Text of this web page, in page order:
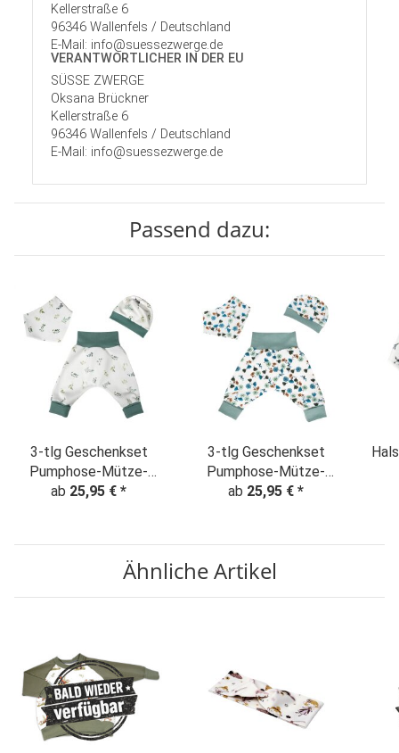
Kellerstraße 6
96346 Wallenfels / Deutschland
E-Mail: info@suessezwerge.de
VERANTWORT­LICHER IN DER EU
SÜSSE ZWERGE
Oksana Brückner
Kellerstraße 6
96346 Wallenfels / Deutschland
E-Mail: info@suessezwerge.de
Passend dazu:
3-tlg Geschenkset
Pumphose-Mütze-
Tuch Erstlingsoutfit
ab 25,95 € *
3-tlg Geschenkset
Pumphose-Mütze-
Tuch Erstlingsoutfit
ab 25,95 € *
Ähnliche Artikel